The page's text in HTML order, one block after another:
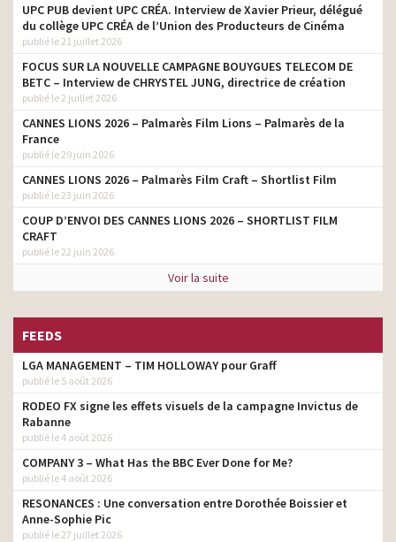
UPC PUB devient UPC CRÉA. Interview de Xavier Prieur, délégué
du collège UPC CRÉA de l’Union des Producteurs de Cinéma
publié le 21 juillet 2026
FOCUS SUR LA NOUVELLE CAMPAGNE BOUYGUES TELECOM DE
BETC – Interview de CHRYSTEL JUNG, directrice de création
publié le 2 juillet 2026
CANNES LIONS 2026 – Palmarès Film Lions – Palmarès de la
France
publié le 29 juin 2026
CANNES LIONS 2026 – Palmarès Film Craft – Shortlist Film
publié le 23 juin 2026
COUP D’ENVOI DES CANNES LIONS 2026 – SHORTLIST FILM
CRAFT
publié le 22 juin 2026
Voir la suite
FEEDS
LGA MANAGEMENT – TIM HOLLOWAY pour Graff
publié le 5 août 2026
RODEO FX signe les effets visuels de la campagne Invictus de
Rabanne
publié le 4 août 2026
COMPANY 3 – What Has the BBC Ever Done for Me?
publié le 4 août 2026
RESONANCES : Une conversation entre Dorothée Boissier et
Anne-Sophie Pic
publié le 27 juillet 2026